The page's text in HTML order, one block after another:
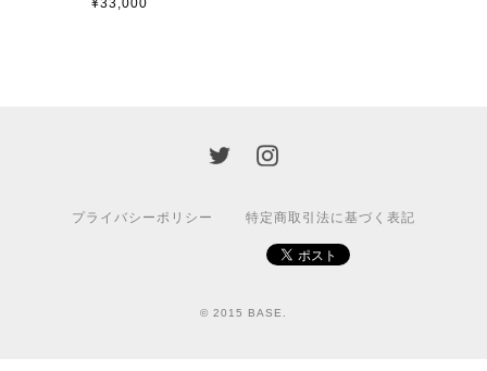
¥33,000
プライバシーポリシー 特定商取引法に基づく表記
© 2015 BASE.